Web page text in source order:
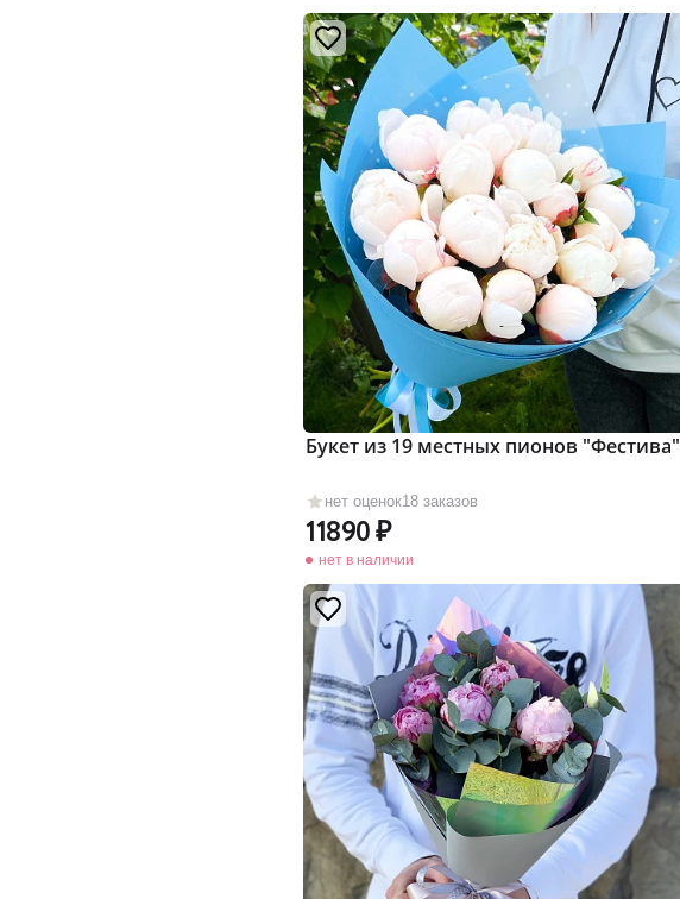
нет оценок18 заказов
Букет из 19 местных пионов "Фестива"
11890
нет в наличии